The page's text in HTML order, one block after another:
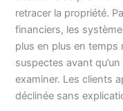
retracer la propriété.
financiers, les
plus en plus en temps
suspectes avant
examiner. Les clients
déclinée sans